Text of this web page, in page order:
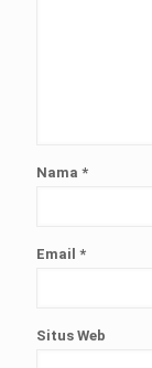
Nama *
Email *
Situs Web